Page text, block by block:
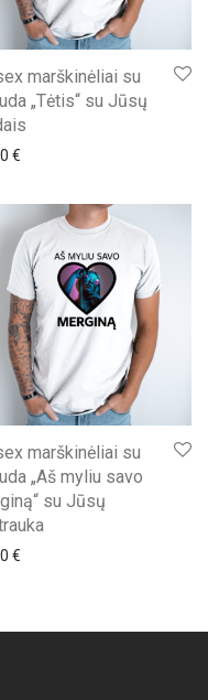
32,00 €
marškinėliai su
„Tėtis“ su Jūsų
€
marškinėliai su
„Aš myliu savo
su Jūsų
€